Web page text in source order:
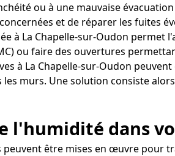
ou à une mauvaise
et de réparer les fuites
à La Chapelle-sur-Oudon
ou faire des ouvertures
à La Chapelle-sur-Oudon
murs. Une solution consiste
l'humidité dans
être mises en œuvre pour